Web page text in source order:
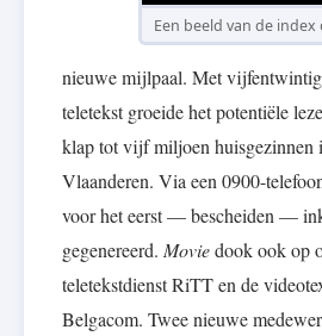
Een beeld van de index
nieuwe mijlpaal. Met
teletekst groeide het potentiële
klap tot vijf miljoen huisgezinnen
Vlaanderen. Via een 0900-
voor het eerst — bescheiden —
gegenereerd. Moviedook ook op
teletekstdienst RiTT en de
Belgacom. Twee nieuwe